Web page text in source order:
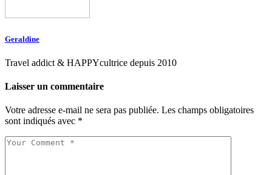
Geraldine
Travel addict & HAPPYcultrice depuis 2010
Laisser un commentaire
Votre adresse e-mail ne sera pas publiée. Les champs obligatoires
sont indiqués avec *